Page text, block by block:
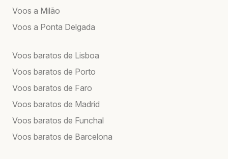
Voos a Milão
Voos a Ponta Delgada
Voos baratos de Lisboa
Voos baratos de Porto
Voos baratos de Faro
Voos baratos de Madrid
Voos baratos de Funchal
Voos baratos de Barcelona